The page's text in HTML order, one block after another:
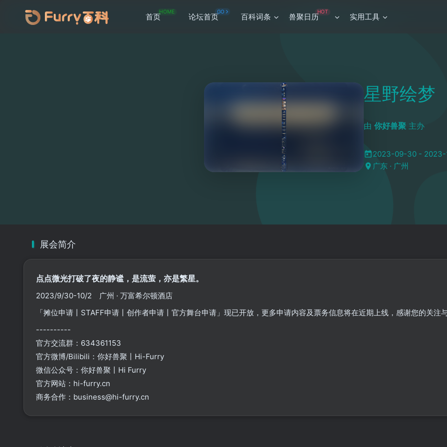
首页
HOME
论坛首页GO 百科词条 兽聚日历
HOT
实用工具
星野绘梦
由 你好兽聚 主办
2023-09-30 - 2023-
广东 · 广州
展会简介
点点微光打破了夜的静谧，是流萤，亦是繁星。
2023/9/30-10/2 广州 · 万富希尔顿酒店
「摊位申请丨STAFF申请丨创作者申请丨官方舞台申请」现已开放，更多申请内容及票务信息将在近期上线，感谢您的关注
----------
官方交流群：634361153
官方微博/Bilibili：你好兽聚丨Hi-Furry
微信公众号：你好兽聚丨Hi Furry
官方网站：hi-furry.cn
商务合作：business@hi-furry.cn